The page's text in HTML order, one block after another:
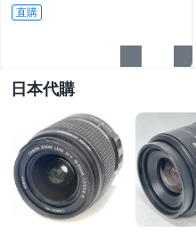
直購
日本代購